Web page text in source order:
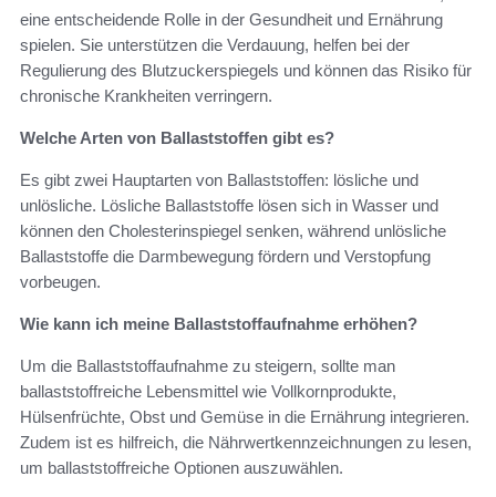
eine entscheidende Rolle in der Gesundheit und Ernährung
spielen. Sie unterstützen die Verdauung, helfen bei der
Regulierung des Blutzuckerspiegels und können das Risiko für
chronische Krankheiten verringern.
Welche Arten von Ballaststoffen gibt es?
Es gibt zwei Hauptarten von Ballaststoffen: lösliche und
unlösliche. Lösliche Ballaststoffe lösen sich in Wasser und
können den Cholesterinspiegel senken, während unlösliche
Ballaststoffe die Darmbewegung fördern und Verstopfung
vorbeugen.
Wie kann ich meine Ballaststoffaufnahme erhöhen?
Um die Ballaststoffaufnahme zu steigern, sollte man
ballaststoffreiche Lebensmittel wie Vollkornprodukte,
Hülsenfrüchte, Obst und Gemüse in die Ernährung integrieren.
Zudem ist es hilfreich, die Nährwertkennzeichnungen zu lesen,
um ballaststoffreiche Optionen auszuwählen.